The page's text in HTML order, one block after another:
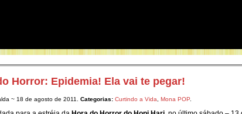
Horror: Epidemia! Ela vai te pegar!
~ 18 de agosto de 2011. Categorias: Curtindo a Vida Mona POP